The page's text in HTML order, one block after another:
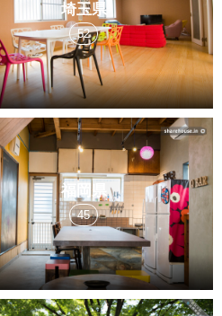
埼玉県
52
福岡県
45